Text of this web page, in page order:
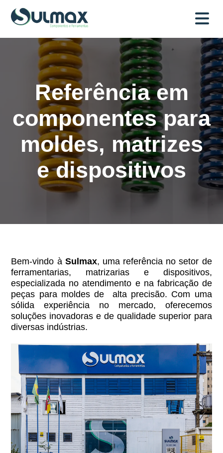
Referência em
componentes para
moldes, matrizes
e dispositivos
Bem-vindo à Sulmax, uma referência no setor de
ferramentarias, matrizarias e dispositivos,
especializada no atendimento e na fabricação de
peças para moldes de alta precisão. Com uma
sólida experiência no mercado, oferecemos
soluções inovadoras e de qualidade superior para
diversas indústrias.